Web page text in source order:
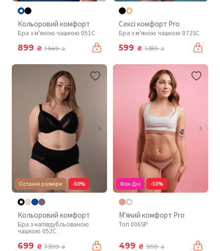
Кольоровий комфорт
Бра з м'якою чашкою 051C
899 ₴ 1 549₴
Сексі комфорт Pro
Бра з м'якою чашкою 072SC
599 ₴ 1 359₴
Останні розміри -50%
Кольоровий комфорт
Бра з напівдубльованою
чашкою 052C
699 ₴ 1 399₴
Фан Дні -50%
М'який комфорт Pro
Топ 006SP
499 ₴ 999₴